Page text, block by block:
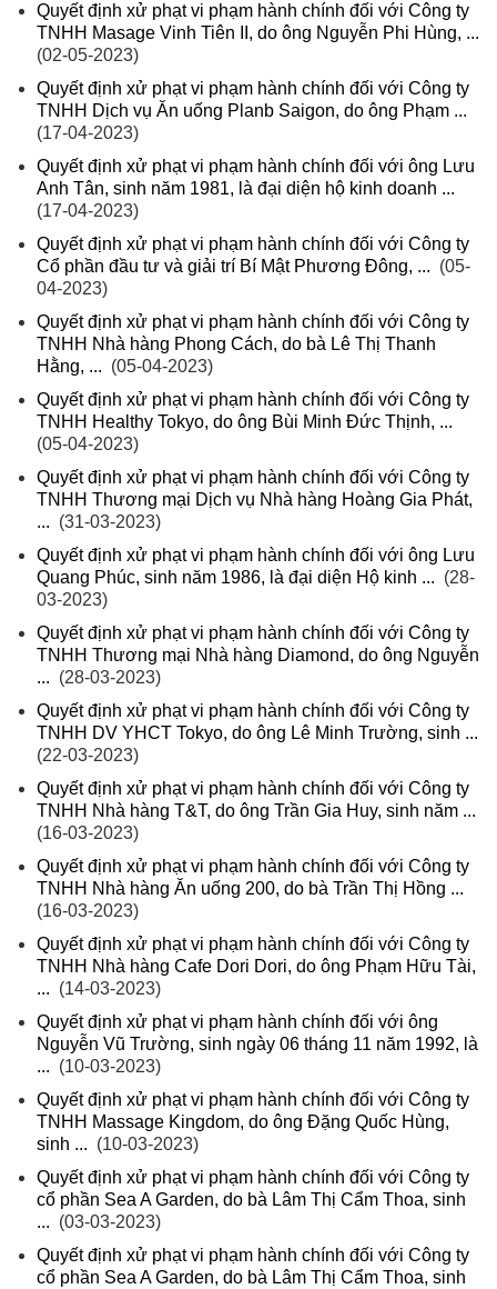
Quyết định xử phạt vi phạm hành chính đối với Công ty
TNHH Masage Vinh Tiên II, do ông Nguyễn Phi Hùng, ...
(02-05-2023)
Quyết định xử phạt vi phạm hành chính đối với Công ty
TNHH Dịch vụ Ăn uống Planb Saigon, do ông Phạm ...
(17-04-2023)
Quyết định xử phạt vi phạm hành chính đối với ông Lưu
Anh Tân, sinh năm 1981, là đại diện hộ kinh doanh ...
(17-04-2023)
Quyết định xử phạt vi phạm hành chính đối với Công ty
Cổ phần đầu tư và giải trí Bí Mật Phương Đông, ... (05-
04-2023)
Quyết định xử phạt vi phạm hành chính đối với Công ty
TNHH Nhà hàng Phong Cách, do bà Lê Thị Thanh
Hằng, ... (05-04-2023)
Quyết định xử phạt vi phạm hành chính đối với Công ty
TNHH Healthy Tokyo, do ông Bùi Minh Đức Thịnh, ...
(05-04-2023)
Quyết định xử phạt vi phạm hành chính đối với Công ty
TNHH Thương mại Dịch vụ Nhà hàng Hoàng Gia Phát,
... (31-03-2023)
Quyết định xử phạt vi phạm hành chính đối với ông Lưu
Quang Phúc, sinh năm 1986, là đại diện Hộ kinh ... (28-
03-2023)
Quyết định xử phạt vi phạm hành chính đối với Công ty
TNHH Thương mại Nhà hàng Diamond, do ông Nguyễn
... (28-03-2023)
Quyết định xử phạt vi phạm hành chính đối với Công ty
TNHH DV YHCT Tokyo, do ông Lê Minh Trường, sinh ...
(22-03-2023)
Quyết định xử phạt vi phạm hành chính đối với Công ty
TNHH Nhà hàng T&T, do ông Trần Gia Huy, sinh năm ...
(16-03-2023)
Quyết định xử phạt vi phạm hành chính đối với Công ty
TNHH Nhà hàng Ăn uống 200, do bà Trần Thị Hồng ...
(16-03-2023)
Quyết định xử phạt vi phạm hành chính đối với Công ty
TNHH Nhà hàng Cafe Dori Dori, do ông Phạm Hữu Tài,
... (14-03-2023)
Quyết định xử phạt vi phạm hành chính đối với ông
Nguyễn Vũ Trường, sinh ngày 06 tháng 11 năm 1992, là
... (10-03-2023)
Quyết định xử phạt vi phạm hành chính đối với Công ty
TNHH Massage Kingdom, do ông Đặng Quốc Hùng,
sinh ... (10-03-2023)
Quyết định xử phạt vi phạm hành chính đối với Công ty
cổ phần Sea A Garden, do bà Lâm Thị Cẩm Thoa, sinh
... (03-03-2023)
Quyết định xử phạt vi phạm hành chính đối với Công ty
cổ phần Sea A Garden, do bà Lâm Thị Cẩm Thoa, sinh